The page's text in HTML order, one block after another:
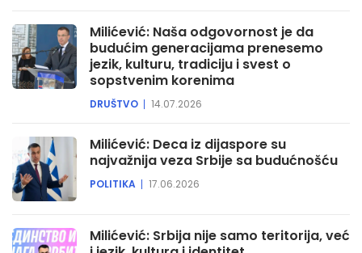
Milićević: Naša odgovornost je da
budućim generacijama prenesemo
jezik, kulturu, tradiciju i svest o
sopstvenim korenima
DRUŠTVO 14.07.2026
Milićević: Deca iz dijaspore su
najvažnija veza Srbije sa budućnošću
POLITIKA 17.06.2026
Milićević: Srbija nije samo teritorija, već